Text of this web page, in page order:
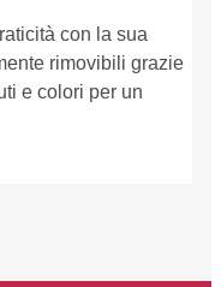
con la sua
rimovibili grazie
e colori per un